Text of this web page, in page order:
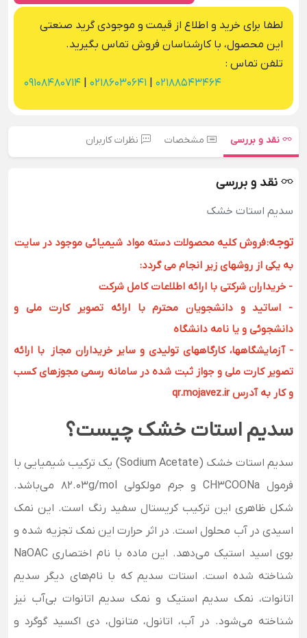
لطفا برای خرید و اطلاع از قیمت و موجودی گرید صنعتی
این محصول، با کارشناسان فروش تماس بگیرید.
تلفن تماس :
02188543464
02186030641
09108480714
نقد و بررسی مشخصات نظرات کاربران
نقد و بررسی
سدیم استات خشک
توجه:فروش کلیه محصولات دسته مواد شیمیائی موجود در سایت
به یکی از روشهای زیر انجام می گردد:
- خریداران شرکتی با ارائه اطلاعات کامل شرکت
- اساتید و دانشجویان محترم با ارائه تصویر کارت ملی و
دانشجوئی و یا نامه دانشگاه
- آزمایشگاهها، کارگاههای تولیدی و سایر خریداران مجاز با ارائه
تصویر کارت ملی و جواز ثبت شده در سامانه رسمی مجوزهای کسب
و کار به آدرس qr.mojavez.ir
سدیم استات خشک چیست؟
سدیم استات خشک (Sodium Acetate) یک ترکیب شیمیایی با
فرمول CH3COONa و جرم مولکولی 82.03g/mol می‌باشد.
شکل ظاهری این ترکیب کریستال سفید رنگ است. این نمک
اسیدی در آب محلول است. در اثر حرارت این نمک تجزیه شده و
بوی اسید استیک می‌دهد.
این ماده با نام اختصاری NaOAC
شناخته شده است. استات سدیم که با نام‌های دیگر سدیم
اتانوات، نمک سدیم استیک و نمک سدیم اتانوات بی‌آب نیز
شناخته می‌شود. در آب، اتانول، متانول، دی اکسید گوگرد و